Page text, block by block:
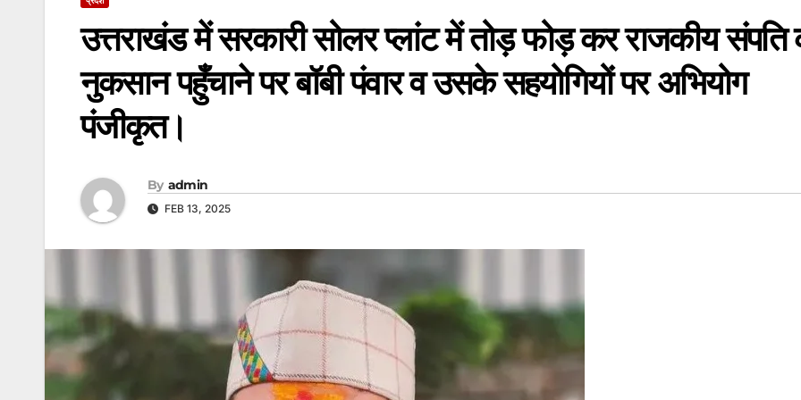
उत्तराखंड में सरकारी सोलर प्लांट में तोड़ फोड़ कर राजकीय संपति
नुकसान पहुँचाने पर बॉबी पंवार व उसके सहयोगियों पर अभियोग
पंजीकृत।
By admin
FEB 13, 2025